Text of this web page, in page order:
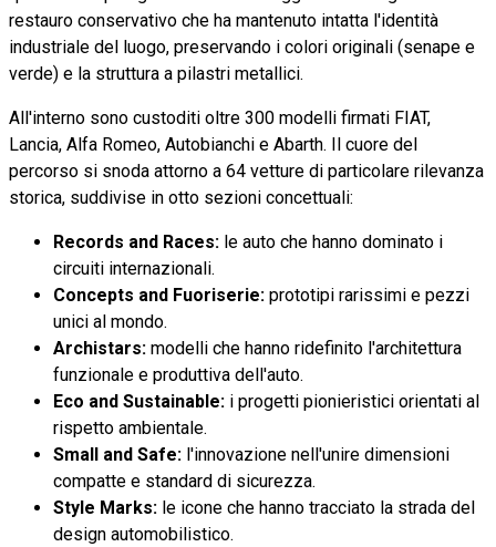
restauro conservativo che ha mantenuto intatta l'identità
industriale del luogo, preservando i colori originali (senape e
verde) e la struttura a pilastri metallici.
All'interno sono custoditi oltre 300 modelli firmati FIAT,
Lancia, Alfa Romeo, Autobianchi e Abarth. Il cuore del
percorso si snoda attorno a 64 vetture di particolare rilevanza
storica, suddivise in otto sezioni concettuali:
Records and Races: le auto che hanno dominato i
circuiti internazionali.
Concepts and Fuoriserie: prototipi rarissimi e pezzi
unici al mondo.
Archistars: modelli che hanno ridefinito l'architettura
funzionale e produttiva dell'auto.
Eco and Sustainable: i progetti pionieristici orientati al
rispetto ambientale.
Small and Safe: l'innovazione nell'unire dimensioni
compatte e standard di sicurezza.
Style Marks: le icone che hanno tracciato la strada del
design automobilistico.